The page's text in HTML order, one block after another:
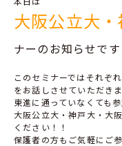
大阪公立大
ナーのお知らせです
このセミナーではそれぞ
をお話しさせていただきま
東進に通っていなくても
大阪公立大・神戸大・大
ください！！
保護者の方もご気軽にご